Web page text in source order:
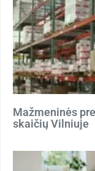
Mažmeninės
skaičių Vilniuje